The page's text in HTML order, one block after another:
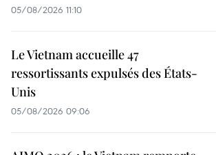
05/08/2026 11:10
Le Vietnam accueille 47
ressortissants expulsés des États-
Unis
05/08/2026 09:06